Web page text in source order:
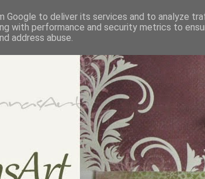
Google to deliver its services and to analyze
with performance and security metrics to
address abuse.